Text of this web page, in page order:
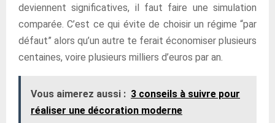
deviennent significatives, il faut faire une simulation
comparée. C’est ce qui évite de choisir un régime “par
défaut” alors qu’un autre te ferait économiser plusieurs
centaines, voire plusieurs milliers d’euros par an.
Vous aimerez aussi : 3 conseils à suivre pour
réaliser une décoration moderne